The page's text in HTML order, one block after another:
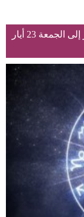
توقعات مولود برج "الثور" من السبت 17 أيار إلى الجمعة 23 أيار